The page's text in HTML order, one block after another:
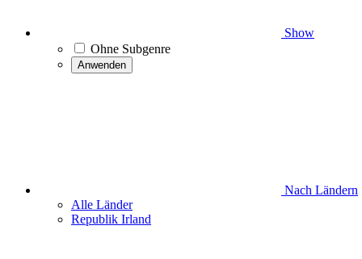
Show
Ohne Subgenre
Anwenden
Nach Ländern
Alle Länder
Republik Irland